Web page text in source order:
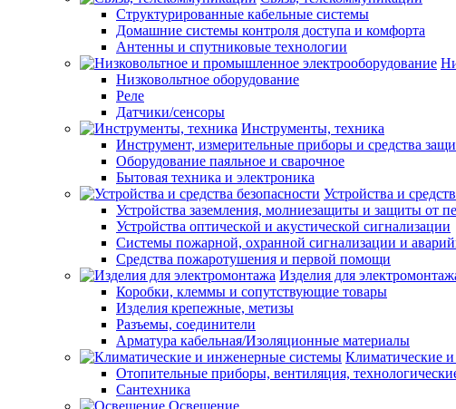
Структурированные кабельные системы
Домашние системы контроля доступа и комфорта
Антенны и спутниковые технологии
Низковольтное оборудование
Реле
Датчики/сенсоры
Инструменты, техника
Инструмент, измерительные приборы и средства
Оборудование паяльное и сварочное
Бытовая техника и электроника
Устройства и
Устройства заземления, молниезащиты и защиты от
Устройства оптической и акустической сигнализации
Системы пожарной, охранной сигнализации и
Средства пожаротушения и первой помощи
Изделия для
Коробки, клеммы и сопутствующие товары
Изделия крепежные, метизы
Разъемы, соединители
Арматура кабельная/Изоляционные материалы
Климатические
Отопительные приборы, вентиляция,
Сантехника
Освещение